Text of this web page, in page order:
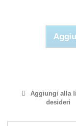
Aggiungi alla
desideri